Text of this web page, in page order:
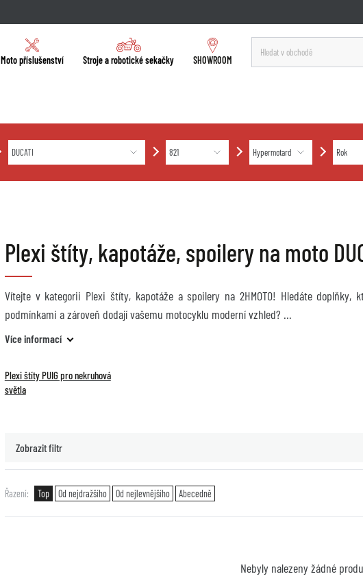
Moto příslušenství Stroje a robotické sekačky SHOWROOM
Plexi štíty, kapotáže, spoilery na moto
Vítejte v kategorii Plexi štíty, kapotáže a spoilery na 2HMOTO! Hledáte
podmínkami a zároveň dodají vašemu motocyklu moderní vzhled?
Více informací
Plexi štíty PUIG pro nekruhová
světla
Zobrazit filtr
Řazení Top Od nejdražšího Od nejlevnějšího Abecedně
Nebyly nalezeny žádné